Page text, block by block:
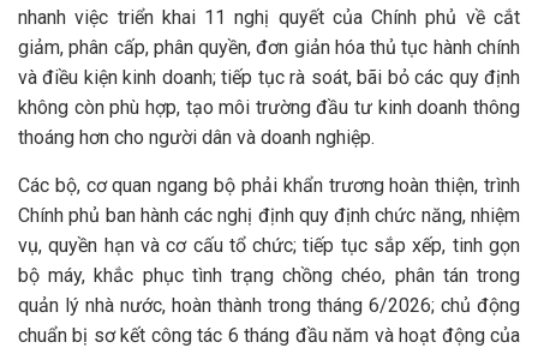
nhanh việc triển khai 11 nghị quyết của Chính phủ về cắt
giảm, phân cấp, phân quyền, đơn giản hóa thủ tục hành chính
và điều kiện kinh doanh; tiếp tục rà soát, bãi bỏ các quy định
không còn phù hợp, tạo môi trường đầu tư kinh doanh thông
thoáng hơn cho người dân và doanh nghiệp.
Các bộ, cơ quan ngang bộ phải khẩn trương hoàn thiện, trình
Chính phủ ban hành các nghị định quy định chức năng, nhiệm
vụ, quyền hạn và cơ cấu tổ chức; tiếp tục sắp xếp, tinh gọn
bộ máy, khắc phục tình trạng chồng chéo, phân tán trong
quản lý nhà nước, hoàn thành trong tháng 6/2026; chủ động
chuẩn bị sơ kết công tác 6 tháng đầu năm và hoạt động của